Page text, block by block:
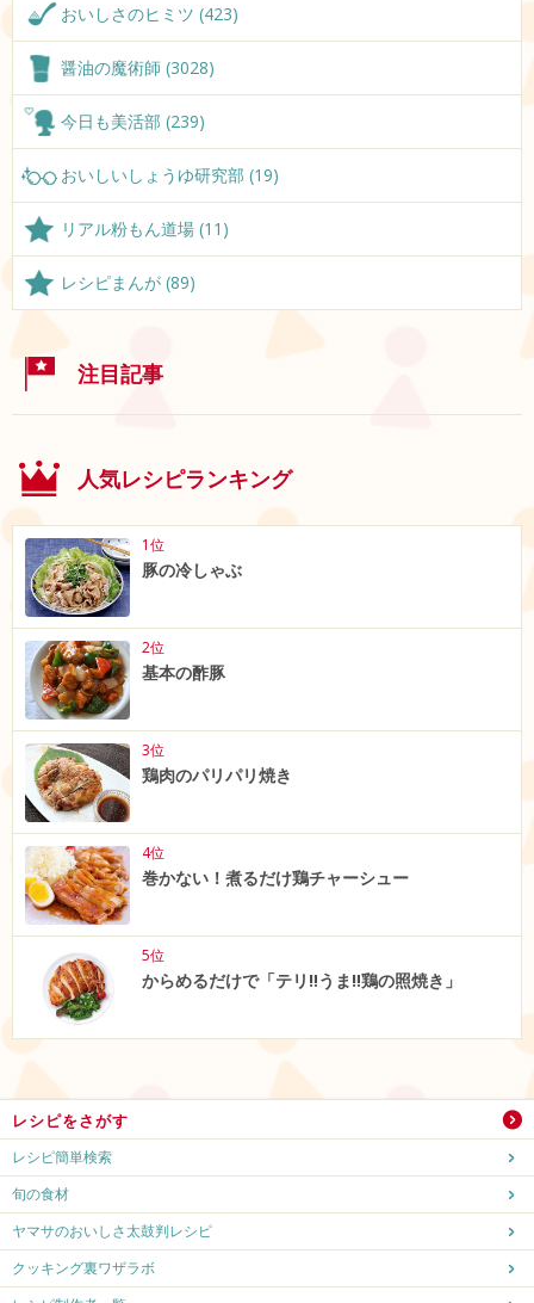
おいしさのヒミツ (423)
醤油の魔術師 (3028)
今日も美活部 (239)
おいしいしょうゆ研究部 (19)
リアル粉もん道場 (11)
レシピまんが (89)
注目記事
人気レシピランキング
1位
豚の冷しゃぶ
2位
基本の酢豚
3位
鶏肉のパリパリ焼き
4位
巻かない！煮るだけ鶏チャーシュー
5位
からめるだけで「テリ‼うま‼鶏の照焼き」
レシピをさがす
レシピ簡単検索
旬の食材
ヤマサのおいしさ太鼓判レシピ
クッキング裏ワザラボ